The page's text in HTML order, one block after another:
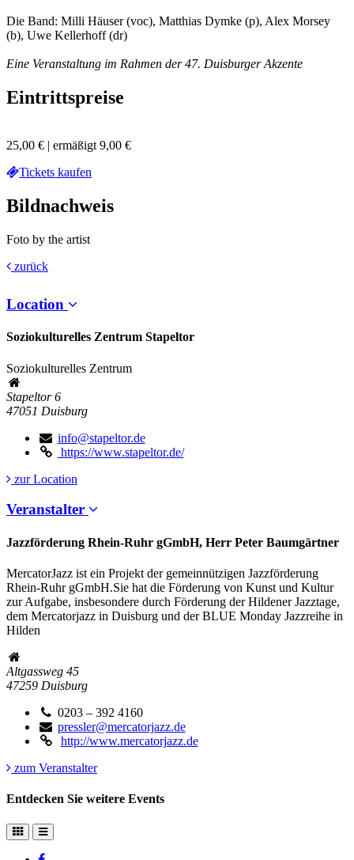
Die Band: Milli Häuser (voc), Matthias Dymke (p), Alex Morsey
(b), Uwe Kellerhoff (dr)
Eine Veranstaltung im Rahmen der 47. Duisburger Akzente
Eintrittspreise
25,00 € | ermäßigt 9,00 €
Tickets kaufen
Bildnachweis
Foto by the artist
zurück
Location
Soziokulturelles Zentrum Stapeltor
Soziokulturelles Zentrum
Stapeltor 6
47051 Duisburg
info@stapeltor.de
https://www.stapeltor.de/
zur Location
Veranstalter
Jazzförderung Rhein-Ruhr gGmbH, Herr Peter Baumgärtner
MercatorJazz ist ein Projekt der gemeinnützigen Jazzförderung
Rhein-Ruhr gGmbH.Sie hat die Förderung von Kunst und Kultur
zur Aufgabe, insbesondere durch Förderung der Hildener Jazztage,
dem Mercatorjazz in Duisburg und der BLUE Monday Jazzreihe in
Hilden
Altgassweg 45
47259 Duisburg
0203 – 392 4160
pressler@mercatorjazz.de
http://www.mercatorjazz.de
zum Veranstalter
Entdecken Sie weitere Events